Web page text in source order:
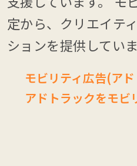
定から、クリエイテ
ションを提供していま
モビリティ広告(ア
アドトラックをモビ